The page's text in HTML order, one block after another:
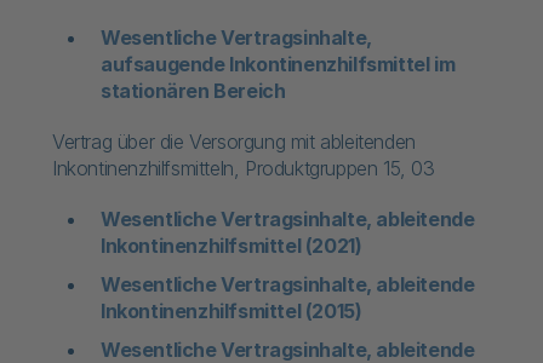
Wesentliche Vertragsinhalte,
aufsaugende Inkontinenzhilfsmittel im
stationären Bereich
Vertrag über die Versorgung mit ableitenden
Inkontinenzhilfsmitteln, Produktgruppen 15, 03
Wesentliche Vertragsinhalte, ableitende
Inkontinenzhilfsmittel (2021)
Wesentliche Vertragsinhalte, ableitende
Inkontinenzhilfsmittel (2015)
Wesentliche Vertragsinhalte, ableitende